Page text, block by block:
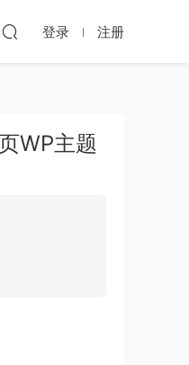
登录 注册
WP主题